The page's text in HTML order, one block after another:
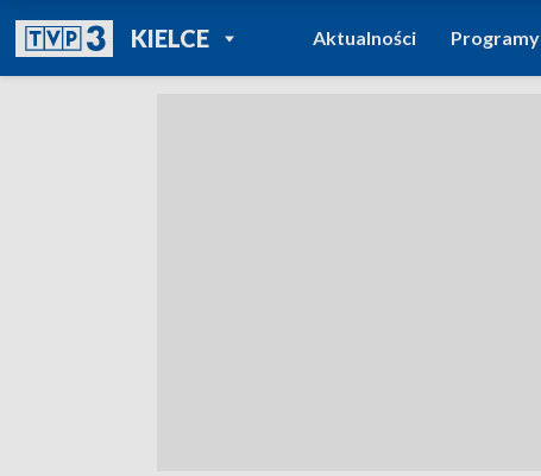
KIELCEPOWRÓT DO
TVP REGIONY
Aktualności Programy